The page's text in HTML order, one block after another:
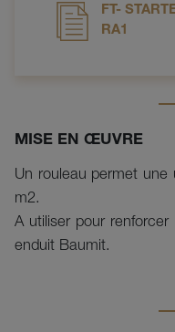
FT-
RA1
MISE EN ŒUVRE
Un rouleau permet une
m2.
A utiliser pour
enduit Baumit.